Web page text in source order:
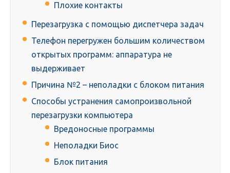
Плохие контакты
Перезагрузка с помощью диспетчера задач
Телефон перегружен большим количеством
открытых программ: аппаратура не
выдерживает
Причина №2 – неполадки с блоком питания
Способы устранения самопроизвольной
перезагрузки компьютера
Вредоносные программы
Неполадки Биос
Блок питания